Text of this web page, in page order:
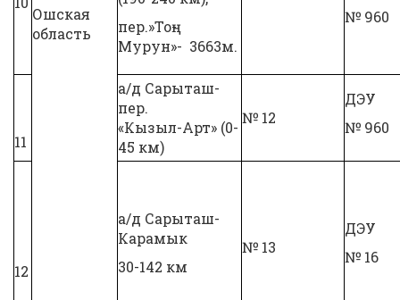
Ошская
область
пер.»Тоң-
Мурун»- 3663м.
№ 960
11
а/д Сарыташ-
пер.
«Кызыл-Арт» (0-
45 км)
№ 12
ДЭУ
№ 960
12
а/д Сарыташ-
Карамык
30-142 км
№ 13
ДЭУ
№ 16